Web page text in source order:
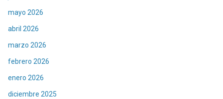
mayo 2026
abril 2026
marzo 2026
febrero 2026
enero 2026
diciembre 2025